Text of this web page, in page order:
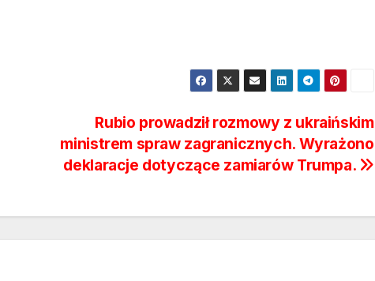
Rubio prowadził rozmowy z ukraińskim
ministrem spraw zagranicznych. Wyrażono
deklaracje dotyczące zamiarów Trumpa.